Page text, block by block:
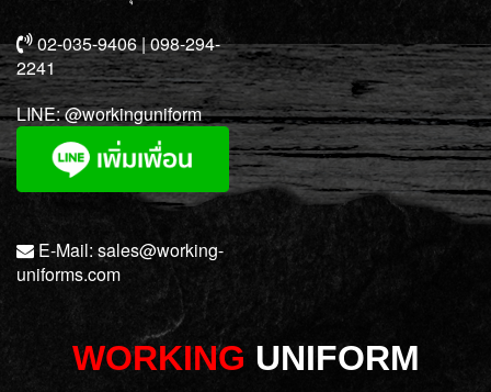
02-035-9406 | 098-294-
2241
LINE:@workinguniform
E-Mail:sales@working-
uniforms.com
WORKING UNIFORM